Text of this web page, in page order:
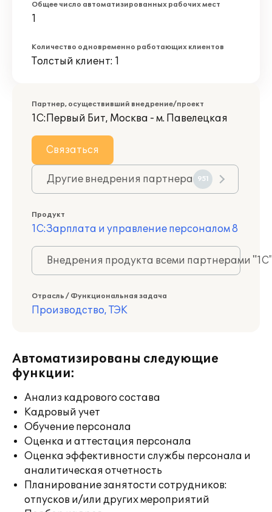
Общее число автоматизированных рабочих мест
1
Количество одновременно работающих клиентов
Толстый клиент: 1
Партнер, осуществивший внедрение/проект
1С:Первый Бит, Москва - м. Павелецкая
Связаться
Другие внедрения партнера 951
Продукт
1С:Зарплата и управление персоналом 8
Внедрения продукта всеми партнерами
Отрасль / Функциональная задача
Производство, ТЭК
Автоматизированы следующие
функции:
Анализ кадрового состава
Кадровый учет
Обучение персонала
Оценка и аттестация персонала
Оценка эффективности службы персонала и
аналитическая отчетность
Планирование занятости сотрудников:
отпусков и/или других мероприятий